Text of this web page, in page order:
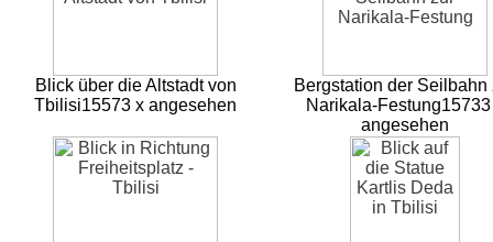
Blick über die Altstadt von
Tbilisi15573 x angesehen
Bergstation der Seilbahn
Narikala-Festung
angesehen